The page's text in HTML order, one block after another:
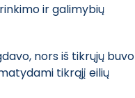
ir galimybių
nors iš tikrųjų buvo
tikrąjį eilių